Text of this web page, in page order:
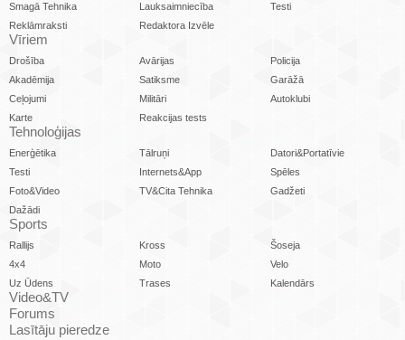
Smagā Tehnika
Lauksaimniecība
Testi
Reklāmraksti
Redaktora Izvēle
Vīriem
Drošība Avārijas
Policija
Akadēmija
Satiksme
Garāžā
Ceļojumi
Militāri
Autoklubi
Karte
Reakcijas tests
Tehnoloģijas
Enerģētika Tālruņi
Datori&Portatīvie
Testi
Internets&App
Spēles
Foto&Video
TV&Cita Tehnika
Gadžeti
Dažādi
Sports
Rallijs Kross
Šoseja
4x4
Moto
Velo
Uz Ūdens
Trases Kalendārs
Video&TV
Forums
Lasītāju pieredze